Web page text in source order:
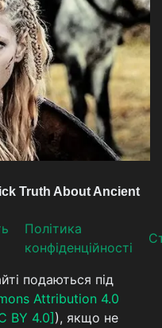
Політика
конфіденційності
подаються під
Attribution 4.0
BY 4.0] ), якщо не